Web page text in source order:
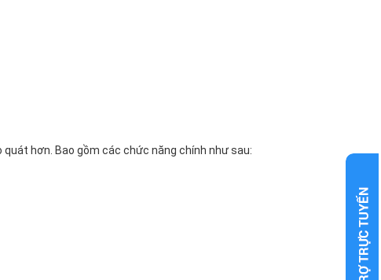
hơn. Bao gồm các chức năng chính như sau: